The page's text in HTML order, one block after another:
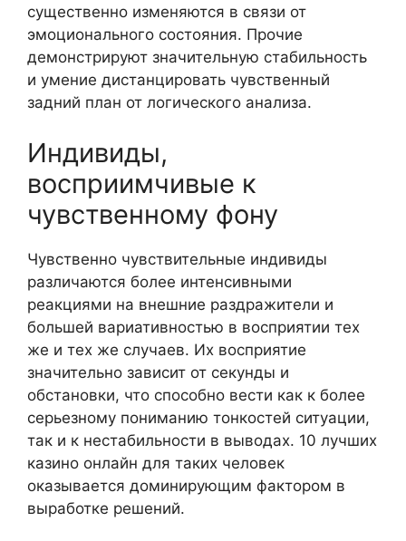
существенно изменяются в связи от
эмоционального состояния. Прочие
демонстрируют значительную стабильность
и умение дистанцировать чувственный
задний план от логического анализа.
Индивиды,
восприимчивые к
чувственному фону
Чувственно чувствительные индивиды
различаются более интенсивными
реакциями на внешние раздражители и
большей вариативностью в восприятии тех
же и тех же случаев. Их восприятие
значительно зависит от секунды и
обстановки, что способно вести как к более
серьезному пониманию тонкостей ситуации,
так и к нестабильности в выводах. 10 лучших
казино онлайн для таких человек
оказывается доминирующим фактором в
выработке решений.